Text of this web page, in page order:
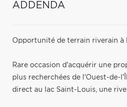
ADDENDA
Opportunité de terrain riverain à
Rare occasion d'acquérir une
plus recherchées de l'Ouest-de-
direct au lac Saint-Louis, une